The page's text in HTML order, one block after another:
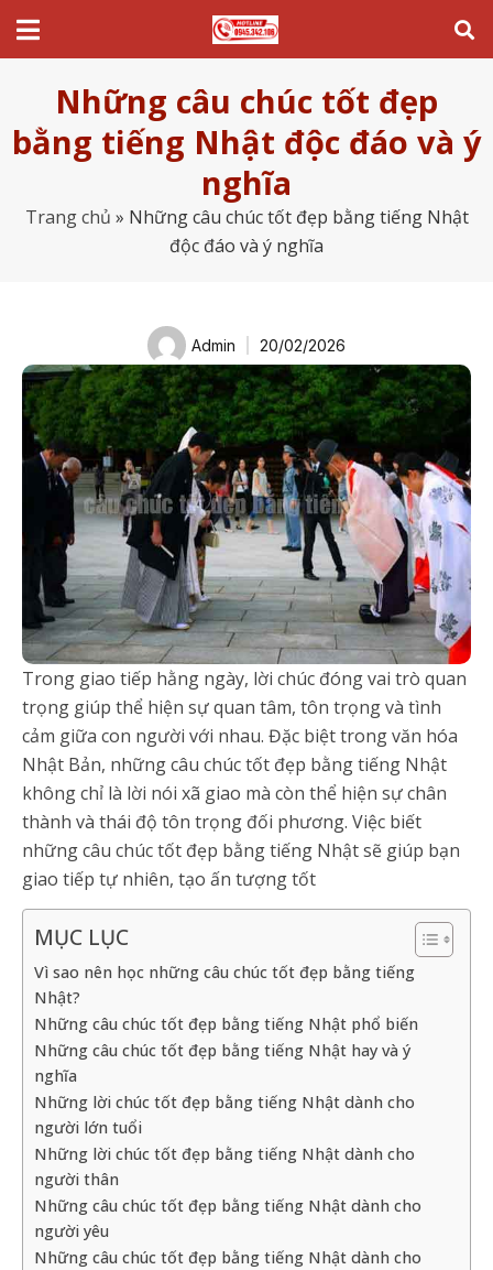
Những câu chúc tốt đẹp
bằng tiếng Nhật độc đáo và ý
nghĩa
Trang chủ » Những câu chúc tốt đẹp bằng tiếng Nhật
độc đáo và ý nghĩa
Admin 20/02/2026
Trong giao tiếp hằng ngày, lời chúc đóng vai trò quan
trọng giúp thể hiện sự quan tâm, tôn trọng và tình
cảm giữa con người với nhau. Đặc biệt trong văn hóa
Nhật Bản, những câu chúc tốt đẹp bằng tiếng Nhật
không chỉ là lời nói xã giao mà còn thể hiện sự chân
thành và thái độ tôn trọng đối phương. Việc biết
những câu chúc tốt đẹp bằng tiếng Nhật sẽ giúp bạn
giao tiếp tự nhiên, tạo ấn tượng tốt
MỤC LỤC
Vì sao nên học những câu chúc tốt đẹp bằng tiếng
Nhật?
Những câu chúc tốt đẹp bằng tiếng Nhật phổ biến
Những câu chúc tốt đẹp bằng tiếng Nhật hay và ý
nghĩa
Những lời chúc tốt đẹp bằng tiếng Nhật dành cho
người lớn tuổi
Những lời chúc tốt đẹp bằng tiếng Nhật dành cho
người thân
Những câu chúc tốt đẹp bằng tiếng Nhật dành cho
người yêu
Những câu chúc tốt đẹp bằng tiếng Nhật dành cho